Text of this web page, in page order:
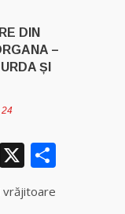
pentru
realizările ei
prestigioase
Anastasia
Venus are
puternice
DIN
–
ȘI
24
WhatsApp
X
vrăjitoare